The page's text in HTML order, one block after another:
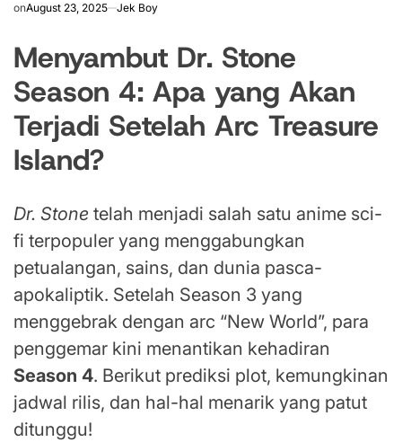
onAugust 23, 2025 Jek Boy
Menyambut Dr. Stone
Season 4: Apa yang Akan
Terjadi Setelah Arc Treasure
Island?
Dr. Stone telah menjadi salah satu anime sci-
fi terpopuler yang menggabungkan
petualangan, sains, dan dunia pasca-
apokaliptik. Setelah Season 3 yang
menggebrak dengan arc “New World”, para
penggemar kini menantikan kehadiran
Season 4. Berikut prediksi plot, kemungkinan
jadwal rilis, dan hal-hal menarik yang patut
ditunggu!